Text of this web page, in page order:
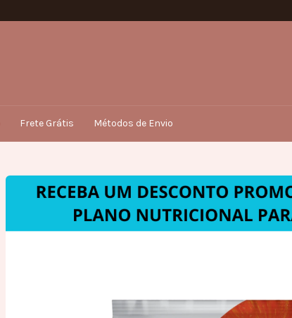
Frete Grátis Métodos de Envio